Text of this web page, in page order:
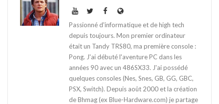
Passionné d'informatique et de high tech
depuis toujours. Mon premier ordinateur
était un Tandy TRS80, ma première console :
Pong. J'ai débuté l'aventure PC dans les
années 90 avec un 486SX33. J'ai possédé
quelques consoles (Nes, Snes, GB, GG, GBC,
PSX, Switch). Depuis août 2000 et la création
de Bhmag (ex Blue-Hardware.com) je partage